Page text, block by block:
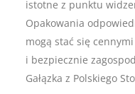
istotne z punktu
Opakowania
mogą stać się
i bezpiecznie
Gałązka z Polskiego